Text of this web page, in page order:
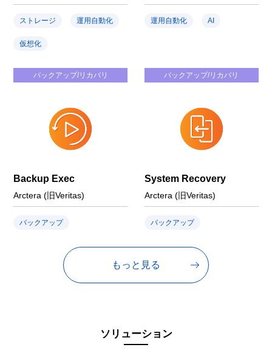
ストレージ 運用自動化
仮想化
運用自動化 AI
バックアップ/リカバリ
Backup Exec
Arctera (旧Veritas)
バックアップ
バックアップ/リカバリ
System Recovery
Arctera (旧Veritas)
バックアップ
もっと見る
ソリューション